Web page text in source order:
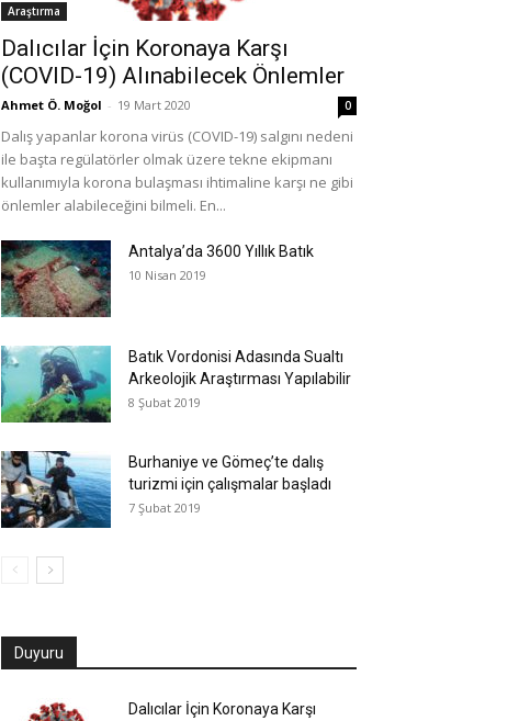
Araştırma
Dalıcılar İçin Koronaya Karşı
(COVID-19) Alınabilecek Önlemler
Ahmet Ö. Moğol - 19 Mart 2020 0
Dalış yapanlar korona virüs (COVID-19) salgını nedeni
ile başta regülatörler olmak üzere tekne ekipmanı
kullanımıyla korona bulaşması ihtimaline karşı ne gibi
önlemler alabileceğini bilmeli. En...
Antalya’da 3600 Yıllık Batık
10 Nisan 2019
Batık Vordonisi Adasında Sualtı
Arkeolojik Araştırması Yapılabilir
8 Şubat 2019
Burhaniye ve Gömeç’te dalış
turizmi için çalışmalar başladı
7 Şubat 2019
Duyuru
Dalıcılar İçin Koronaya Karşı